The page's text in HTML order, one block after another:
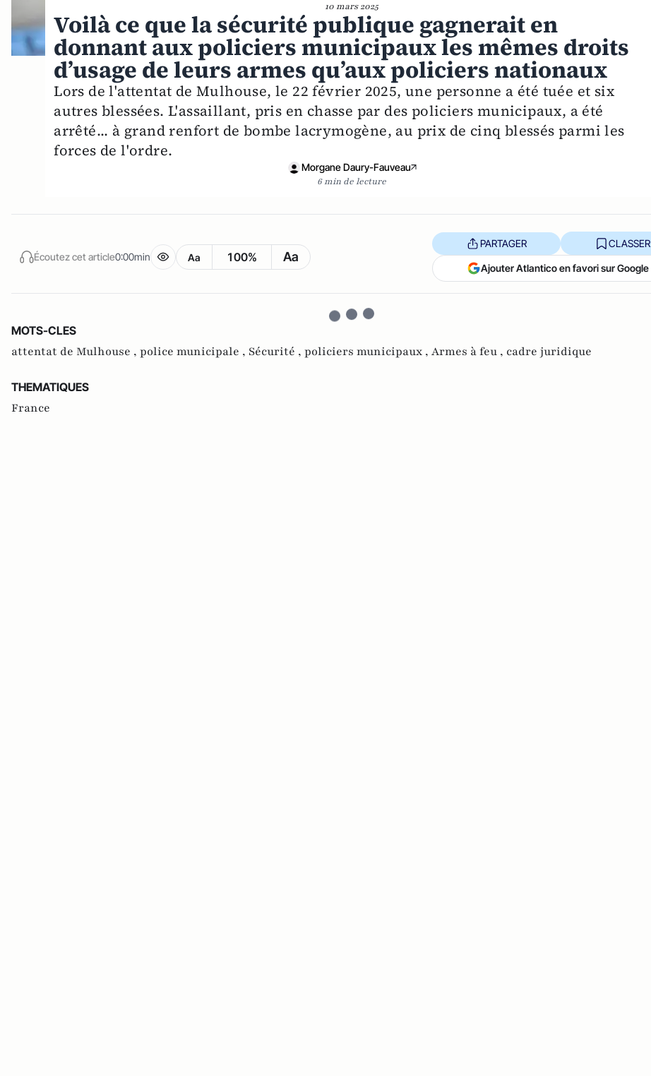
10 mars 2025
Voilà ce que la sécurité publique gagnerait en
donnant aux policiers municipaux les mêmes droits
d’usage de leurs armes qu’aux policiers nationaux
Lors de l'attentat de Mulhouse, le 22 février 2025, une personne a été tuée et six
autres blessées. L'assaillant, pris en chasse par des policiers municipaux, a été
arrêté... à grand renfort de bombe lacrymogène, au prix de cinq blessés parmi les
forces de l'ordre.
Morgane Daury-Fauveau
6 min de lecture
Écoutez cet article0:00min Aa 100% Aa
PARTAGER CLASSER
Ajouter Atlantico en favori sur Google
MOTS-CLES
attentat de Mulhouse , police municipale , Sécurité , policiers municipaux , Armes à feu , cadre juridique
THEMATIQUES
France